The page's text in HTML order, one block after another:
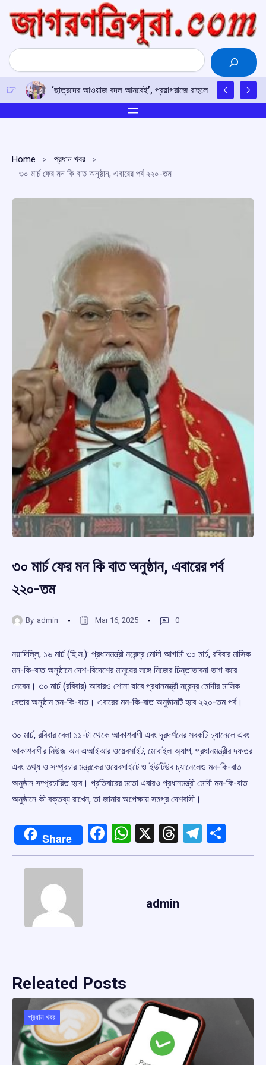
content
Search
‘ছাত্রদের আওয়াজ বদল আনবেই’, প্রয়াগরাজে রাহুলের হুঙ্কার
Home
প্রধান খবর
৩০ মার্চ ফের মন কি বাত অনুষ্ঠান, এবারের পর্ব ২২০-তম
৩০ মার্চ ফের মন কি বাত অনুষ্ঠান, এবারের পর্ব
২২০-তম
By admin Mar 16, 2025 0
নয়াদিল্লি, ১৬ মার্চ (হি.স.): প্রধানমন্ত্রী নরেন্দ্র মোদী আগামী ৩০ মার্চ, রবিবার মাসিক
মন-কি-বাত অনুষ্ঠানে দেশ-বিদেশের মানুষের সঙ্গে নিজের চিন্তাভাবনা ভাগ করে
নেবেন। ৩০ মার্চ (রবিবার) আবারও শোনা যাবে প্রধানমন্ত্রী নরেন্দ্র মোদীর মাসিক
বেতার অনুষ্ঠান মন-কি-বাত। এবারের মন-কি-বাত অনুষ্ঠানটি হবে ২২০-তম পর্ব।
৩০ মার্চ, রবিবার বেলা ১১-টা থেকে আকাশবাণী এবং দূরদর্শনের সবকটি চ্যানেলে এবং
আকাশবাণীর নিউজ অন এআইআর ওয়েবসাইট, মোবাইল অ্যাপ, প্রধানমন্ত্রীর দফতর
এবং তথ্য ও সম্প্রচার মন্ত্রকের ওয়েবসাইটে ও ইউটিউব চ্যানেলেও মন-কি-বাত
অনুষ্ঠান সম্প্রচারিত হবে। প্রতিবারের মতো এবারও প্রধানমন্ত্রী মোদী মন-কি-বাত
অনুষ্ঠানে কী বক্তব্য রাখেন, তা জানার অপেক্ষায় সমগ্র দেশবাসী।
Share Facebook
WhatsApp
X Threads
admin
Releated Posts
প্রধান খবর